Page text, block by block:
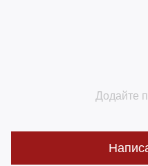
Додайте